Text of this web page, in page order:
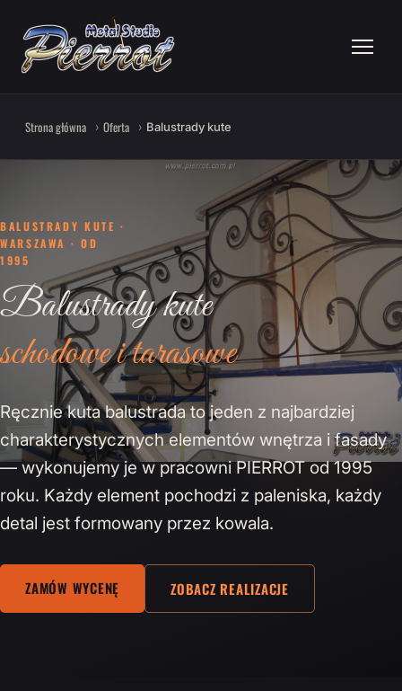
Strona główna Oferta Balustrady kute
BALUSTRADY KUTE ·
WARSZAWA · OD
1995
Balustrady kute
schodowe i tarasowe
Ręcznie kuta balustrada to jeden z najbardziej
charakterystycznych elementów wnętrza i fasady
— wykonujemy je w pracowni PIERROT od 1995
roku. Każdy element pochodzi z paleniska, każdy
detal jest formowany przez kowala.
ZAMÓW WYCENĘ ZOBACZ REALIZACJE